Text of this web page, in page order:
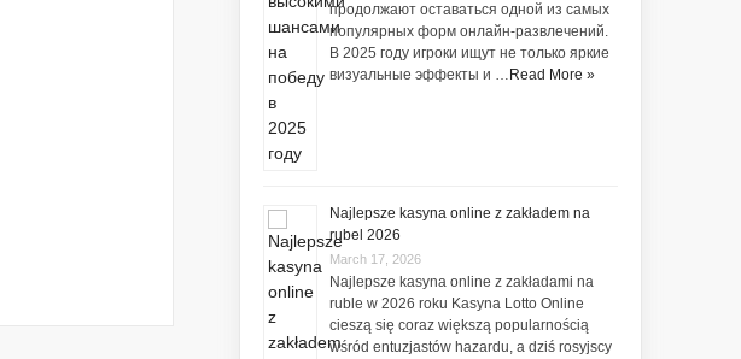
продолжают оставаться одной из самых
популярных форм онлайн-развлечений.
В 2025 году игроки ищут не только яркие
визуальные эффекты и … Read More »
Najlepsze kasyna online z zakładem na
rubel 2026
March 17, 2026
Najlepsze kasyna online z zakładami na
ruble w 2026 roku Kasyna Lotto Online
cieszą się coraz większą popularnością
wśród entuzjastów hazardu, a dziś rosyjscy